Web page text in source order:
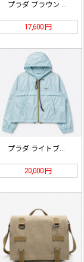
17,600 円
プラダ ライトブルー ドローコード …
20,000 円